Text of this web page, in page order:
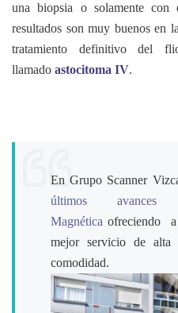
una biopsia o solamente con
resultados son muy buenos en
tratamiento definitivo del
llamado astocitoma IV.
En Grupo Scanner
últimos avances
Magnéticaofreciendo a
mejor servicio de alta
comodidad.